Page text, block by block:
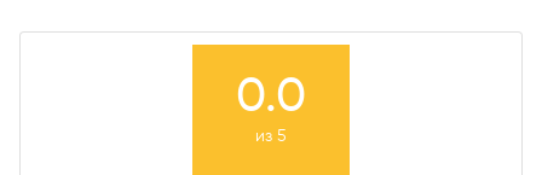
0.0
из 5